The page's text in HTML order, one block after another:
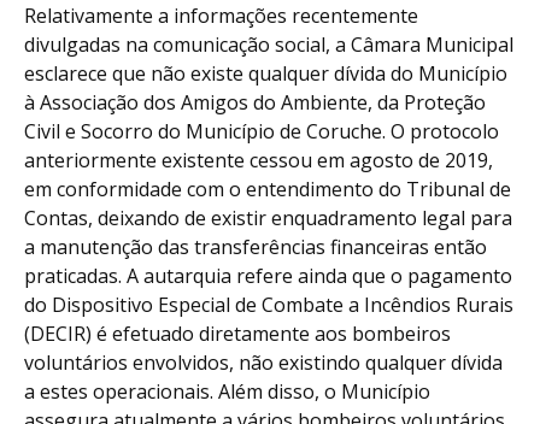
Relativamente a informações recentemente
divulgadas na comunicação social, a Câmara Municipal
esclarece que não existe qualquer dívida do Município
à Associação dos Amigos do Ambiente, da Proteção
Civil e Socorro do Município de Coruche. O protocolo
anteriormente existente cessou em agosto de 2019,
em conformidade com o entendimento do Tribunal de
Contas, deixando de existir enquadramento legal para
a manutenção das transferências financeiras então
praticadas. A autarquia refere ainda que o pagamento
do Dispositivo Especial de Combate a Incêndios Rurais
(DECIR) é efetuado diretamente aos bombeiros
voluntários envolvidos, não existindo qualquer dívida
a estes operacionais. Além disso, o Município